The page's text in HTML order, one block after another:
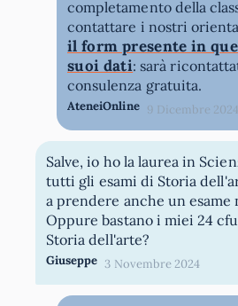
completamento della
contattare i nostri
il form presente in
suoi dati: sarà
consulenza gratuita.
AteneiOnline 9 Dicembre 2024
Salve, io ho la laurea in
tutti gli esami di Storia
a prendere anche un esame
Oppure bastano i miei 24
Storia dell'arte?
Giuseppe 3 Novembre 2024